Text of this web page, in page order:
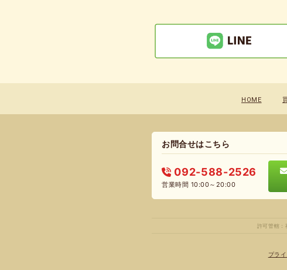
HOME
お問合せはこちら
092-588-2526
営業時間 10:00～20:00
許可管轄：
プラ